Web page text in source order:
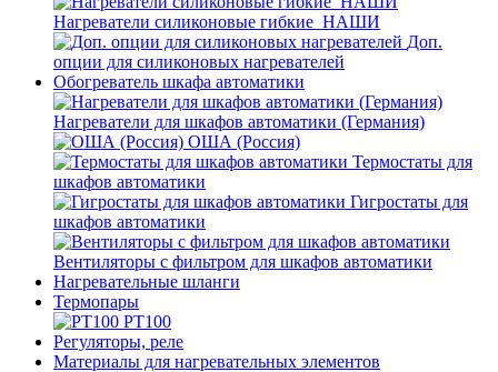
Нагреватели силиконовые гибкие_НАШИ
Доп.
опции для силиконовых нагревателей
Обогреватель шкафа автоматики
Нагреватели для шкафов автоматики (Германия)
ОША (Россия)
Термостаты для
шкафов автоматики
Гигростаты для
шкафов автоматики
Вентиляторы с фильтром для шкафов автоматики
Нагревательные шланги
Термопары
PT100
Регуляторы, реле
Материалы для нагревательных элементов